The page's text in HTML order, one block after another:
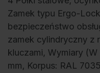
Zamek typu Ergo-
bezpieczeństwo
zamek cylindryczny z
kluczami, Wymiary
mm, Korpus: RAL